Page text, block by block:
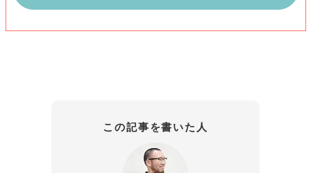
この記事を書いた人